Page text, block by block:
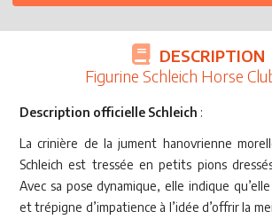
DESCRIPTION
Figurine Schleich Horse
Description officielle Schleich :
La crinière de la jument hanovrienne
Schleich est tressée en petits pions
Avec sa pose dynamique, elle indique
et trépigne d’impatience à l’idée d’offrir la